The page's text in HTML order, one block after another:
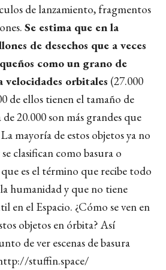
de lanzamiento, fragmentos
Se estima que en la
de desechos que a veces
como un grano de
velocidades orbitales (27.000
de ellos tienen el tamaño de
20.000 son más grandes que
mayoría de estos objetos ya no
clasifican como basura o
que es el término que recibe todo
humanidad y que no tiene
en el Espacio. ¿Cómo se ven en
objetos en órbita? Así
de ver escenas de basura
stuffin.space/